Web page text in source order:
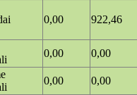
0,00 922,46
0,00
0,00
0,00
0,00